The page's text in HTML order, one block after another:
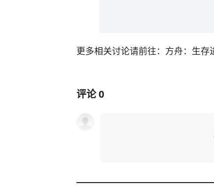
更多相关讨论请前往：方舟：生存
评论0